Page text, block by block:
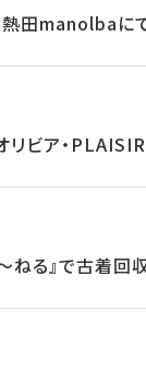
熱田manolbaに
リビア・
ねる』で古着回